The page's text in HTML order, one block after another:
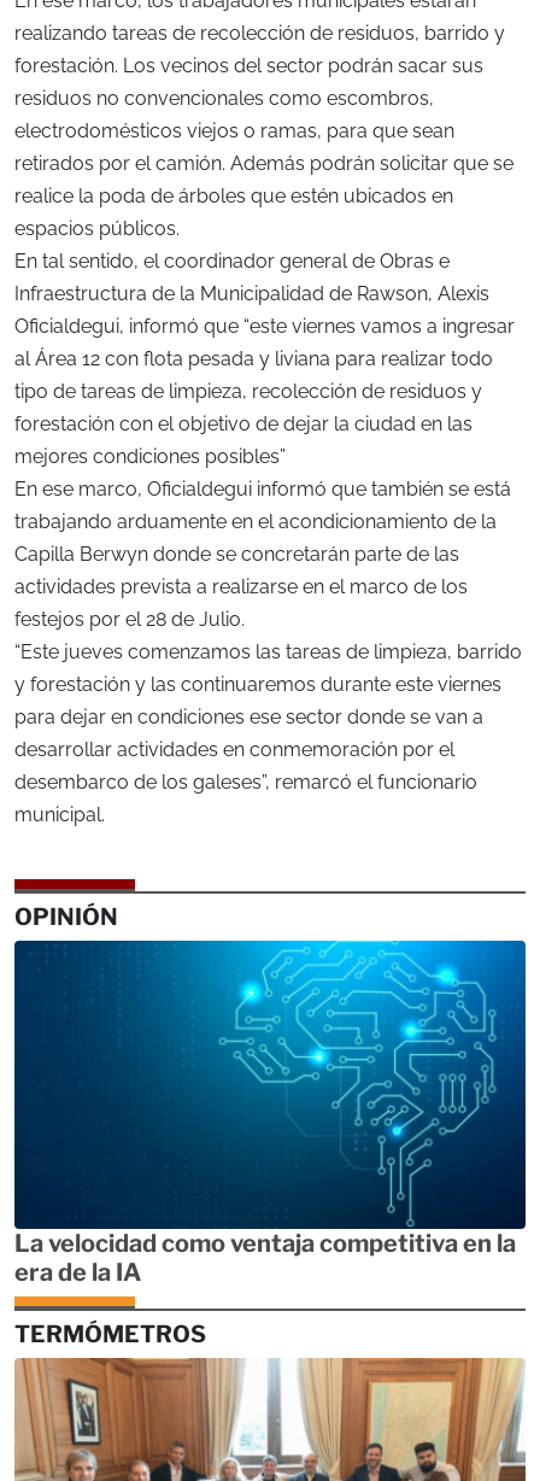
realizando tareas de recolección de residuos, barrido y
forestación. Los vecinos del sector podrán sacar sus
residuos no convencionales como escombros,
electrodomésticos viejos o ramas, para que sean
retirados por el camión. Además podrán solicitar que se
realice la poda de árboles que estén ubicados en
espacios públicos.
En tal sentido, el coordinador general de Obras e
Infraestructura de la Municipalidad de Rawson, Alexis
Oficialdegui, informó que “este viernes vamos a ingresar
al Área 12 con flota pesada y liviana para realizar todo
tipo de tareas de limpieza, recolección de residuos y
forestación con el objetivo de dejar la ciudad en las
mejores condiciones posibles”
En ese marco, Oficialdegui informó que también se está
trabajando arduamente en el acondicionamiento de la
Capilla Berwyn donde se concretarán parte de las
actividades prevista a realizarse en el marco de los
festejos por el 28 de Julio.
“Este jueves comenzamos las tareas de limpieza, barrido
y forestación y las continuaremos durante este viernes
para dejar en condiciones ese sector donde se van a
desarrollar actividades en conmemoración por el
desembarco de los galeses”, remarcó el funcionario
municipal.
OPINIÓN
La velocidad como ventaja competitiva en la
era de la IA
TERMÓMETROS